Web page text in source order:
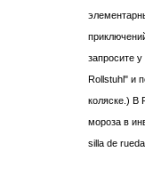
запросите
Rollstuhl" и
коляске.) В
мороза в
silla de